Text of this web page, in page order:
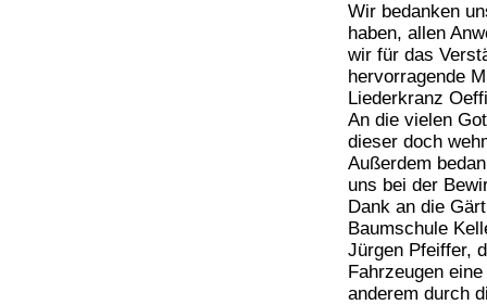
Wir bedanken
haben, allen
wir für das
hervorragende
Liederkranz
An die vielen
dieser doch
Außerdem
uns bei der
Dank an die
Baumschule
Jürgen Pfeiffer,
Fahrzeugen
anderem durch